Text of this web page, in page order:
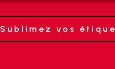
Sublimez vos